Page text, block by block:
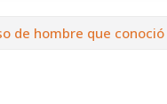
de hombre que